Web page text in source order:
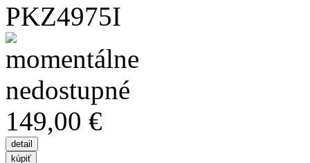
PKZ4975I
149,00 €